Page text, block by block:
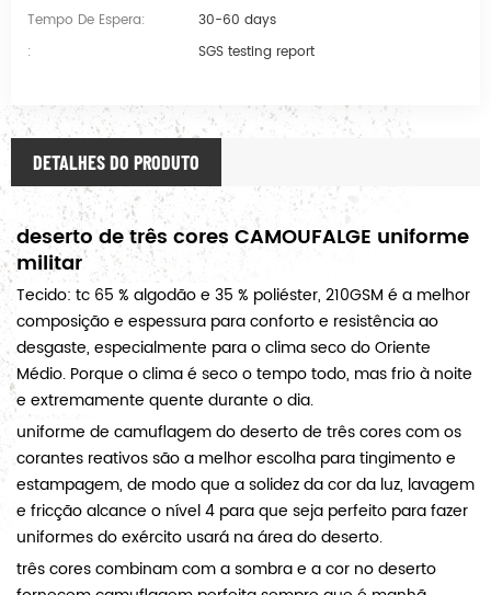
Tempo De Espera:
30-60 days
:
SGS testing report
DETALHES DO PRODUTO
deserto de três cores CAMOUFALGE uniforme
militar
Tecido: tc 65 % algodão e 35 % poliéster, 210GSM é a melhor
composição e espessura para conforto e resistência ao
desgaste, especialmente para o clima seco do Oriente
Médio. Porque o clima é seco o tempo todo, mas frio à noite
e extremamente quente durante o dia.
uniforme de camuflagem do deserto de três cores com os
corantes reativos são a melhor escolha para tingimento e
estampagem, de modo que a solidez da cor da luz, lavagem
e fricção alcance o nível 4 para que seja perfeito para fazer
uniformes do exército usará na área do deserto.
três cores combinam com a sombra e a cor no deserto